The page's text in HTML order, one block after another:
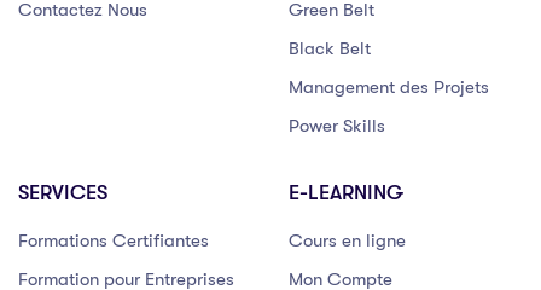
Contactez Nous
Green Belt
Black Belt
Management des Projets
Power Skills
SERVICES
Formations Certifiantes
Formation pour Entreprises
E-LEARNING
Cours en ligne
Mon Compte